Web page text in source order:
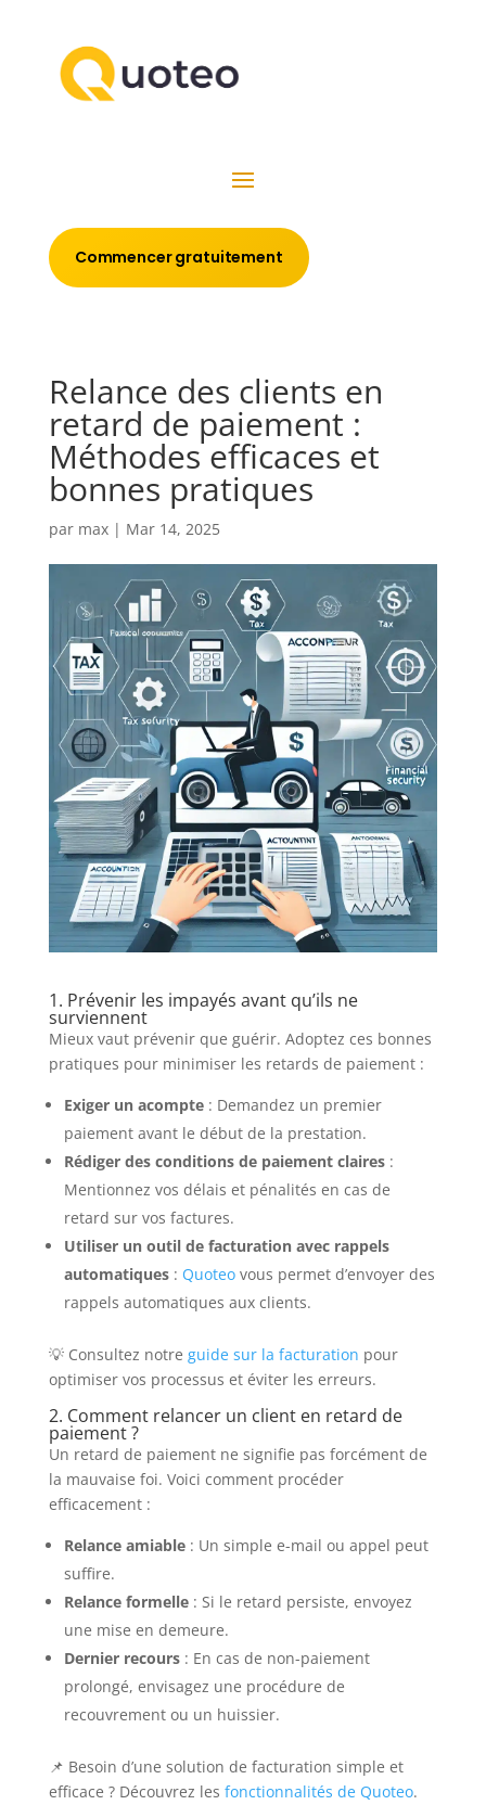
Commencer gratuitement
Relance des clients en
retard de paiement :
Méthodes efficaces et
bonnes pratiques
par max| Mar 14, 2025
1. Prévenir les impayés avant qu’ils ne
surviennent
Mieux vaut prévenir que guérir. Adoptez ces bonnes
pratiques pour minimiser les retards de paiement :
Exiger un acompte: Demandez un premier
paiement avant le début de la prestation.
Rédiger des conditions de paiement claires:
Mentionnez vos délais et pénalités en cas de
retard sur vos factures.
Utiliser un outil de facturation avec rappels
automatiques: Quoteovous permet d’envoyer des
rappels automatiques aux clients.
💡 Consultez notre guide sur la facturation pour
optimiser vos processus et éviter les erreurs.
2. Comment relancer un client en retard de
paiement ?
Un retard de paiement ne signifie pas forcément de
la mauvaise foi. Voici comment procéder
efficacement :
Relance amiable: Un simple e-mail ou appel peut
suffire.
Relance formelle: Si le retard persiste, envoyez
une mise en demeure.
Dernier recours: En cas de non-paiement
prolongé, envisagez une procédure de
recouvrement ou un huissier.
📌 Besoin d’une solution de facturation simple et
efficace ? Découvrez les fonctionnalités de Quoteo.